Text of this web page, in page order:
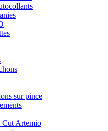
sur pince
Cut Artemio